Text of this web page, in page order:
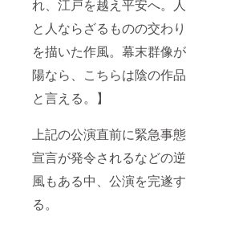
れ、江戸を越え平安へ。人
と人ならざるものの交わり
を描いた作風。幕末群像が
陽なら、こちらは陰の作品
と言える。】
上記の公演直前に緊急事態
宣言が発令されるなどの逆
風もある中、公演を完遂す
る。